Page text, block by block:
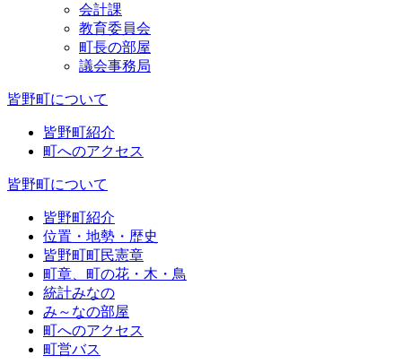
会計課
教育委員会
町長の部屋
議会事務局
皆野町について
皆野町紹介
町へのアクセス
皆野町について
皆野町紹介
位置・地勢・歴史
皆野町町民憲章
町章、町の花・木・鳥
統計みなの
み～なの部屋
町へのアクセス
町営バス